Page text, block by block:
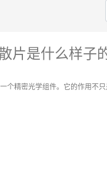
片是什么样子
个精密光学组件。它的作用不